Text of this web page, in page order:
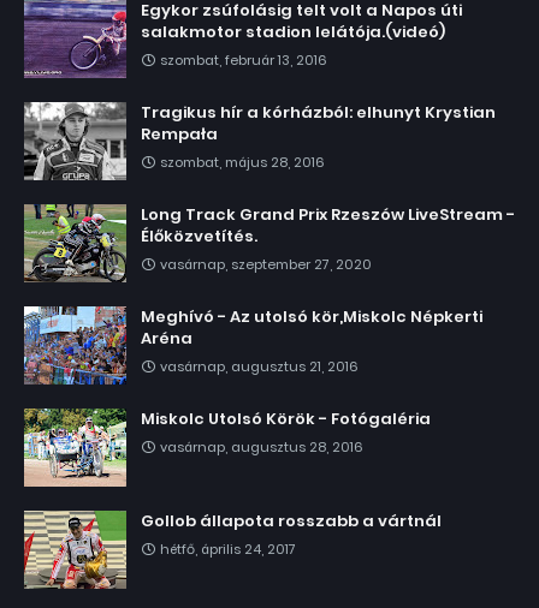
Egykor zsúfolásig telt volt a Napos úti
salakmotor stadion lelátója.(videó)
szombat, február 13, 2016
Tragikus hír a kórházból: elhunyt Krystian
Rempała
szombat, május 28, 2016
Long Track Grand Prix Rzeszów LiveStream -
Élőközvetítés.
vasárnap, szeptember 27, 2020
Meghívó - Az utolsó kör,Miskolc Népkerti
Aréna
vasárnap, augusztus 21, 2016
Miskolc Utolsó Körök - Fotógaléria
vasárnap, augusztus 28, 2016
Gollob állapota rosszabb a vártnál
hétfő, április 24, 2017